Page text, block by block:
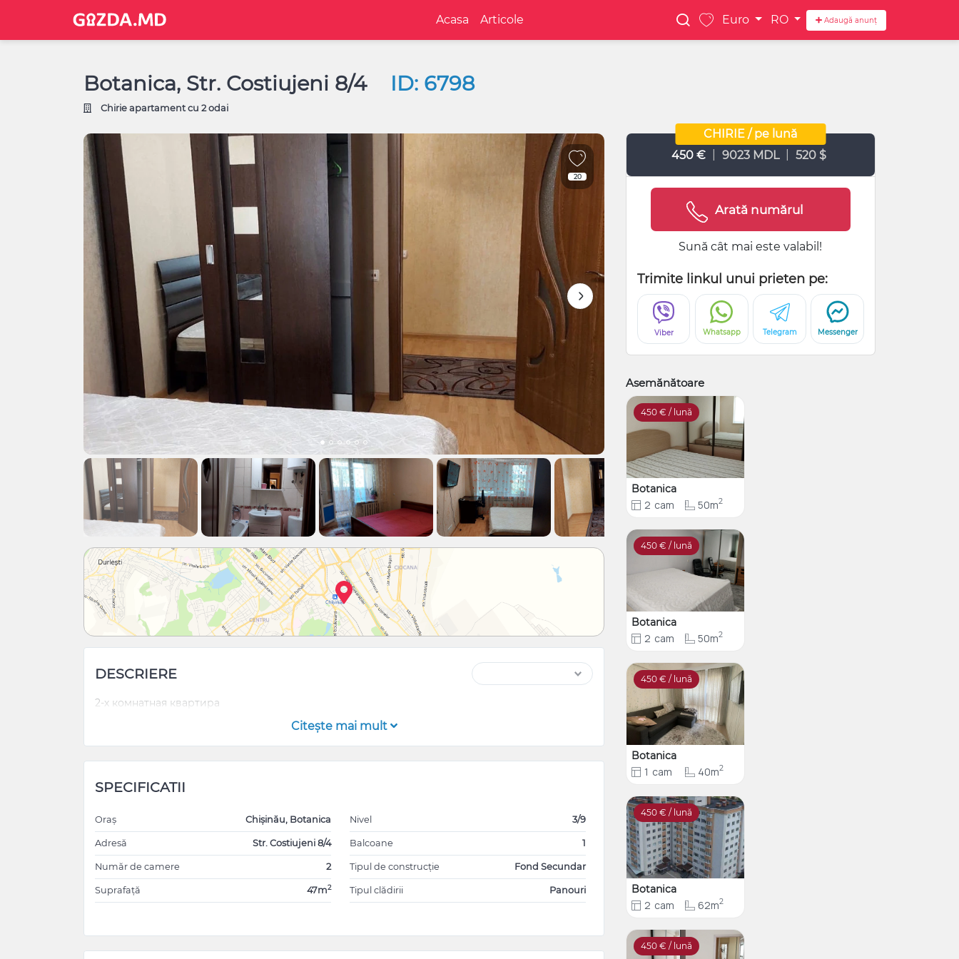
Acasa Articole Euro RO Adaugă anunț
Botanica, Str. Costiujeni 8/4 ID: 6798
Chirie apartament cu 2 odai
20
DESCRIERE
2-х комнатная квартира
Citeşte mai mult
SPECIFICATII
Oraș Chișinău, Botanica
Adresă Str. Costiujeni 8/4
Număr de camere 2
Suprafață 47m2
Nivel 3/9
Balcoane 1
Tipul de construcție Fond Secundar
Tipul clădirii Panouri
CHIRIE / pe lună
450 €
9023 MDL 520 $
Arată numărul
Sună cât mai este valabil!
Trimite linkul unui prieten pe:
Viber Whatsapp Telegram Messenger
Asemănătoare
450 € / lună
Botanica
2 cam 50m2
450 € / lună
Botanica
2 cam 50m2
450 € / lună
Botanica
1 cam 40m2
450 € / lună
Botanica
2 cam 62m2
450 € / lună